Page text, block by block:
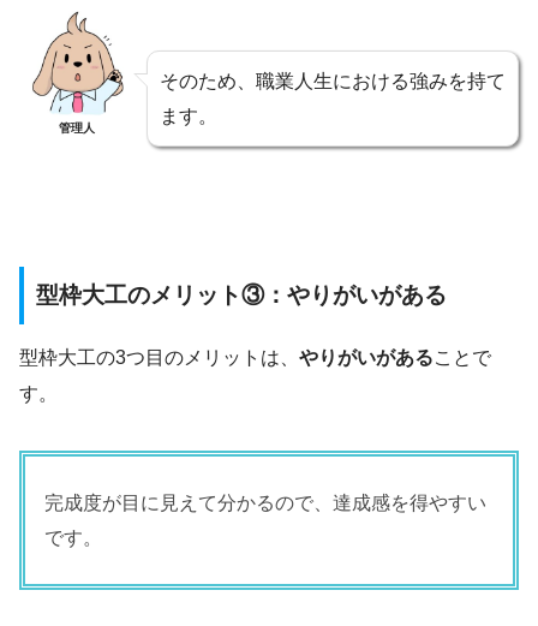
管理人
そのため、職業人生における強みを持て
ます。
型枠大工のメリット③：やりがいがある
型枠大工の3つ目のメリットは、 やりがいがあることで
す。
完成度が目に見えて分かるので、達成感を得やすい
です。